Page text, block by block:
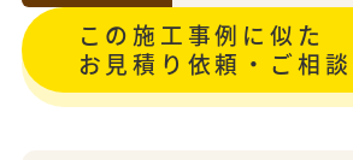
この施工事例に似た
お見積り依頼・ご相